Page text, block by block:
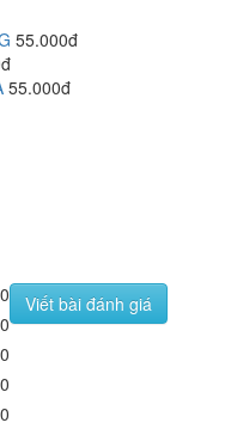
55.000đ
55.000đ
0
0
0
0
0
Viết bài đánh giá